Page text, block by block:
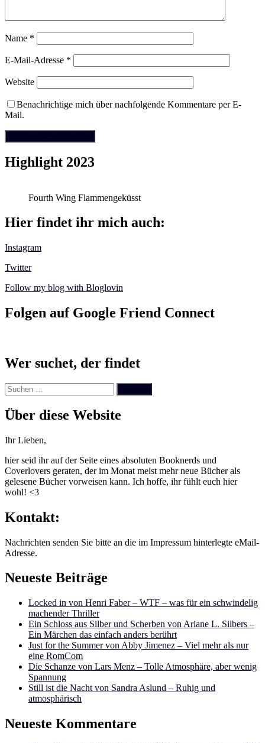
Name *
E-Mail-Adresse *
Website
Benachrichtige mich über nachfolgende Kommentare per E-
Mail.
Highlight 2023
Fourth Wing Flammengeküsst
Hier findet ihr mich auch:
Instagram
Twitter
Follow my blog with Bloglovin
Folgen auf Google Friend Connect
Wer suchet, der findet
Suchen
nach:
Über diese Website
Ihr Lieben,
hier seid ihr auf der Seite eines absoluten Booknerds und
Coverlovers geraten, der im Monat meist mehr neue Bücher als
gelesene Bücher vorweisen kann. Ich hoffe, ihr fühlt euch hier
wohl! <3
Kontakt:
Nachrichten senden Sie bitte an die im Impressum hinterlegte eMail-
Adresse.
Neueste Beiträge
Locked in von Henri Faber – WTF – was für ein schwindelig
machender Thriller
Ein Schloss aus Silber und Scherben von Ariane L. Silbers –
Ein Märchen das einfach anders berührt
Just for the Summer von Abby Jimenez – Viel mehr als nur
eine RomCom
Die Schanze von Lars Menz – Tolle Atmosphäre, aber wenig
Spannung
Still ist die Nacht von Sandra Aslund – Ruhig und
atmosphärisch
Neueste Kommentare